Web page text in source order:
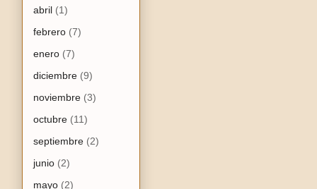
abril (1)
febrero (7)
enero (7)
diciembre (9)
noviembre (3)
octubre (11)
septiembre (2)
junio (2)
mayo (2)